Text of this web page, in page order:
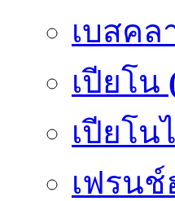
เบสคล
เปียโน
เปียโน
เฟรน